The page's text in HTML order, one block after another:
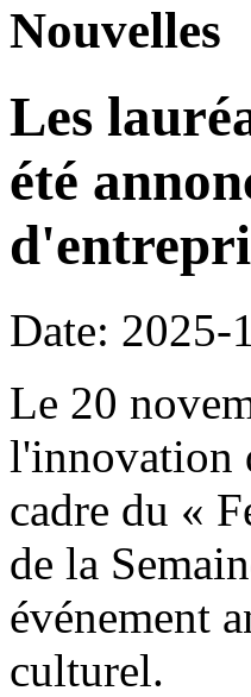
Nouvelles
Les
été
Date: 2025-
Le 20
l'innovation
cadre du «
de la
événement
culturel.